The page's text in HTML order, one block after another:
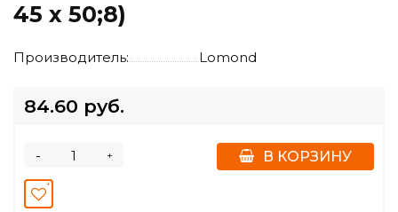
45 x 50;8)
Производитель: Lomond
84.60 руб.
+
- В КОРЗИНУ